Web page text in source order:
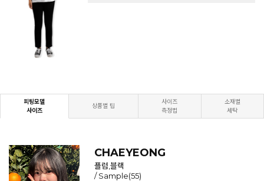
피팅모델
사이즈
상품별 팁
사이즈
측정법
소재별
세탁
CHAEYEONG
플럼,블랙
/ Sample(55)